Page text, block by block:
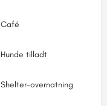
Café
Hunde tilladt
Shelter-overnatning